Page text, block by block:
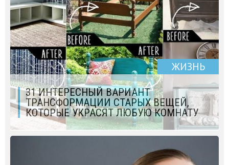
ЖИЗНЬ
31 ИНТЕРЕСНЫЙ ВАРИАНТ
ТРАНСФОРМАЦИИ СТАРЫХ ВЕЩЕЙ,
КОТОРЫЕ УКРАСЯТ ЛЮБУЮ КОМНАТУ